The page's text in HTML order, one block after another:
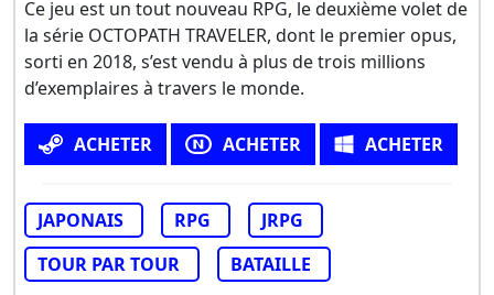
Ce jeu est un tout nouveau RPG, le deuxième volet de
la série OCTOPATH TRAVELER, dont le premier opus,
sorti en 2018, s’est vendu à plus de trois millions
d’exemplaires à travers le monde.
ACHETER ACHETER ACHETER
JAPONAIS RPG
JRPG
TOUR PAR TOUR
BATAILLE